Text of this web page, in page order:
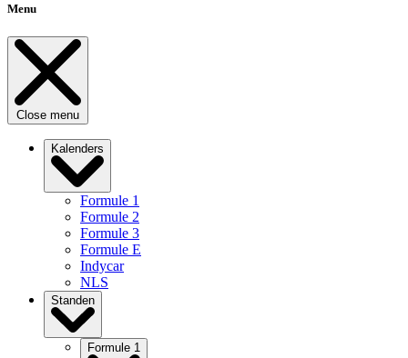
Menu
Close menu
Kalenders
Formule 1
Formule 2
Formule 3
Formule E
Indycar
NLS
Standen
Formule 1